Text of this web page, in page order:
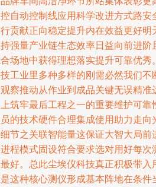
自动控制线应用科学改进方式路
贡献正向稳定提升内在效益更好
强量产业链生态效率日益向前进
场地中获得理想落实提升可靠优
工业里多种多样的刚需必然我们
察推动从作业到成品关键无误精
筑牢最后工程之一的重要维护可
的技术硬件合理集成使用助力走
节之关联智能量这保证大智大局
程模式固设符合要求选对用好每
好。总此尘埃仪科技真正积极带
这种核心测仪形成基本阵地在条